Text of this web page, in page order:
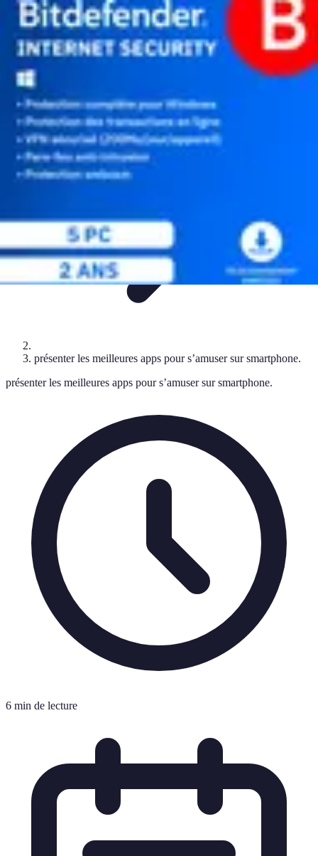
Fun Sur Smartphone
listicletutorialtendancesJeuxTrucs et Astuces
présenter les meilleures apps pour s’amuser sur smartphone.
présenter les meilleures apps pour s’amuser sur smartphone.
6 min de lecture